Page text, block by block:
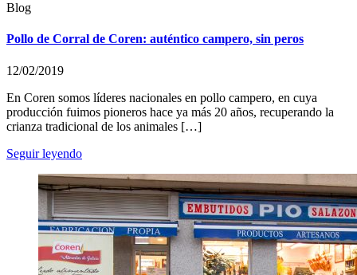
Blog
Pollo de Corral de Coren: auténtico campero, sin peros
12/02/2019
En Coren somos líderes nacionales en pollo campero, en cuya
producción fuimos pioneros hace ya más 20 años, recuperando la
crianza tradicional de los animales […]
Seguir leyendo